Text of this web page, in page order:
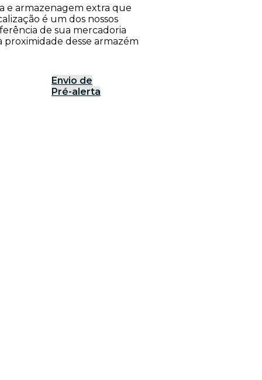
e armazenagem extra que
é um dos nossos
de sua mercadoria
proximidade desse armazém
Envio de
Pré-alerta